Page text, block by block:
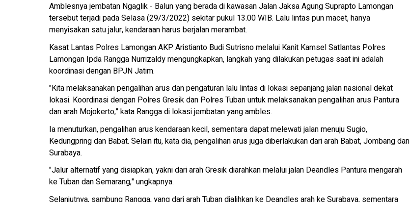
Amblesnya jembatan Ngaglik - Balun yang berada di kawasan Jalan Jaksa Agung Suprapto Lamongan
tersebut terjadi pada Selasa (29/3/2022) sekitar pukul 13.00 WIB. Lalu lintas pun macet, hanya
menyisakan satu jalur, kendaraan harus berjalan merambat.
Kasat Lantas Polres Lamongan AKP Aristianto Budi Sutrisno melalui Kanit Kamsel Satlantas Polres
Lamongan Ipda Rangga Nurrizaldy mengungkapkan, langkah yang dilakukan petugas saat ini adalah
koordinasi dengan BPJN Jatim.
"Kita melaksanakan pengalihan arus dan pengaturan lalu lintas di lokasi sepanjang jalan nasional dekat
lokasi. Koordinasi dengan Polres Gresik dan Polres Tuban untuk melaksanakan pengalihan arus Pantura
dan arah Mojokerto," kata Rangga di lokasi jembatan yang ambles.
Ia menuturkan, pengalihan arus kendaraan kecil, sementara dapat melewati jalan menuju Sugio,
Kedungpring dan Babat. Selain itu, kata dia, pengalihan arus juga diberlakukan dari arah Babat, Jombang dan
Surabaya.
"Jalur alternatif yang disiapkan, yakni dari arah Gresik diarahkan melalui jalan Deandles Pantura mengarah
ke Tuban dan Semarang," ungkapnya.
Selanjutnya, sambung Rangga, yang dari arah Tuban dialihkan ke Deandles arah ke Surabaya, sementara